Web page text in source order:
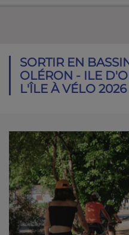
SORTIR EN
OLÉRON - ILE
L'ÎLE À VÉLO 2026